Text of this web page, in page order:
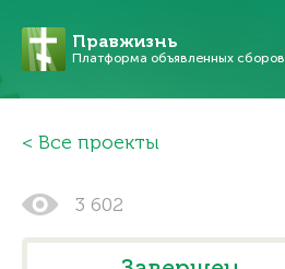
Правжизнь
Платформа объявленных сборов
Все проекты
3 602